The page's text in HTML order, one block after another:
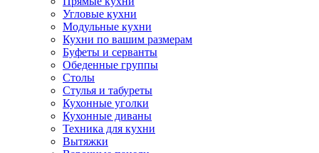
Угловые кухни
Модульные кухни
Кухни по вашим размерам
Буфеты и серванты
Обеденные группы
Столы
Стулья и табуреты
Кухонные уголки
Кухонные диваны
Техника для кухни
Вытяжки